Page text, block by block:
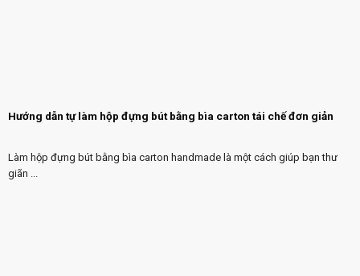
Hướng dẫn tự làm hộp đựng bút bằng bìa carton tái chế đơn giản
Làm hộp đựng bút bằng bìa carton handmade là một cách giúp bạn thư
giãn ...